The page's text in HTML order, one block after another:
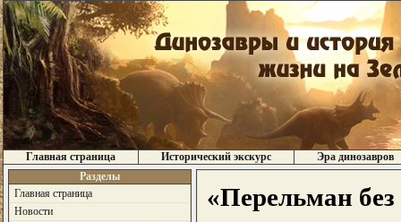
Главная страница Исторический экскурс
Эра динозавров
Разделы
Главная страница
Новости
«Перельман без